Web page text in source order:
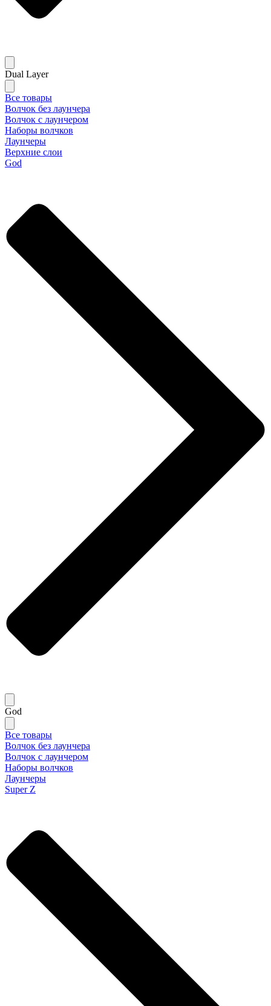
Dual Layer
Все товары
Волчок без лаунчера
Волчок с лаунчером
Наборы волчков
Лаунчеры
Верхние слои
God
God
Все товары
Волчок без лаунчера
Волчок с лаунчером
Наборы волчков
Лаунчеры
Super Z